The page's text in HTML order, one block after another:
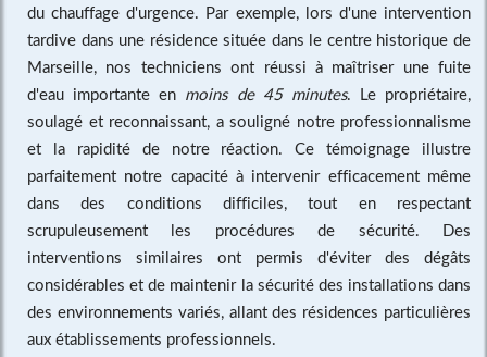
du chauffage d'urgence. Par exemple, lors d'une intervention
tardive dans une résidence située dans le centre historique de
Marseille, nos techniciens ont réussi à maîtriser une fuite
d'eau importante en moins de 45 minutes. Le propriétaire,
soulagé et reconnaissant, a souligné notre professionnalisme
et la rapidité de notre réaction. Ce témoignage illustre
parfaitement notre capacité à intervenir efficacement même
dans des conditions difficiles, tout en respectant
scrupuleusement les procédures de sécurité. Des
interventions similaires ont permis d'éviter des dégâts
considérables et de maintenir la sécurité des installations dans
des environnements variés, allant des résidences particulières
aux établissements professionnels.